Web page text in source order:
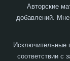
Авторские
добавлений.
Исключительные
соответствии с